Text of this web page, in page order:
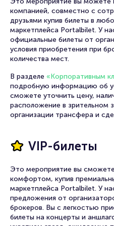
общественных вопросов, а
анархистских и
отличаются остротой и
Музыкальная составляющая:
исполнения, энергичный
драйвовые барабанные партии.
DIY-идеология:
компаний, самостоятельное
произведений, организация
изготовление мерча.
Антифашистская и
любых проявлениях.
История коллектива:
компанией, совместно с
друзьями купив билеты в
маркетплейса Portalbilet. У
официальные билеты от
условия приобретения при
количества мест.
В разделе «Корпоративным
подробную информацию об
сможете уточнить цену,
расположение в зрительном
организации трансфера и
VIP-билеты
Это мероприятие вы
комфортом, купив
маркетплейса Portalbilet. У
предложения от
брокеров. Вы с легкостью
билеты на концерты и